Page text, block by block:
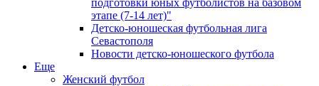
подготовки юных футболистов на базовом
этапе (7-14 лет)"
Детско-юношеская футбольная лига
Севастополя
Новости детско-юношеского футбола
Еще
Женский футбол